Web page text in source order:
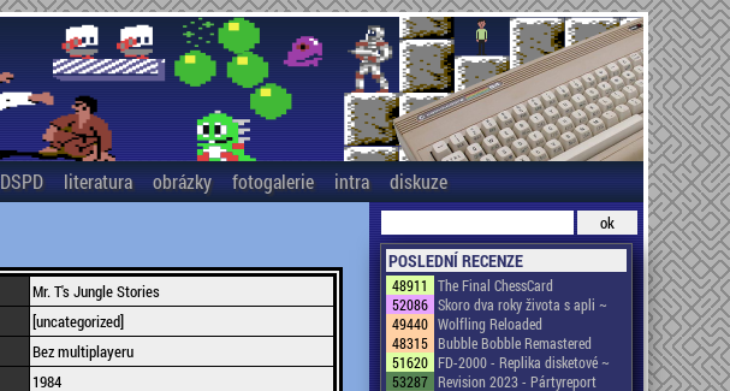
DSPD literatura obrázky fotogalerie intra diskuze
Mr. T's Jungle Stories
[uncategorized]
Bez multiplayeru
1984
POSLEDNÍ RECENZE
48911
The Final ChessCard
52086 Skoro dva roky života s apli ~
49440 Wolfling Reloaded
48315 Bubble Bobble Remastered
51620 FD-2000 - Replika disketové ~
53287 Revision 2023 - Pártyreport